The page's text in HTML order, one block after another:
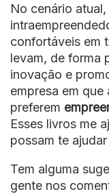
No cenário
confortáveis em
levam, de forma
inovação e
empresa em
preferem
Esses livros me
possam te
Tem alguma
gente nos